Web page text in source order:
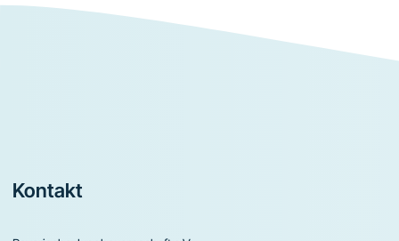
Footer
Kontakt